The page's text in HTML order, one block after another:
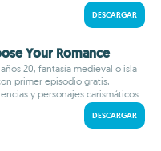
DESCARGAR
Your Romance
20, fantasía medieval o isla
primer episodio gratis,
y personajes carismáticos...
DESCARGAR